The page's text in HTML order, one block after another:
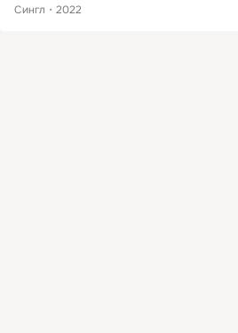
Сингл
2022